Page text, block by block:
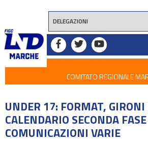
COMITATO REGIONALE
UNDER 17: FORMAT, GIRONI
CALENDARIO SECONDA
COMUNICAZIONI VARIE